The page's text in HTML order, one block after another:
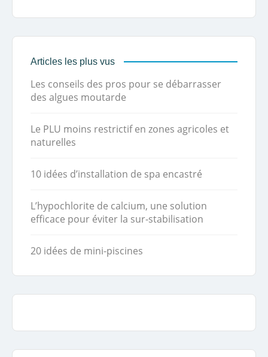
Articles les plus vus
Les conseils des pros pour se débarrasser
des algues moutarde
Le PLU moins restrictif en zones agricoles et
naturelles
10 idées d’installation de spa encastré
L’hypochlorite de calcium, une solution
efficace pour éviter la sur-stabilisation
20 idées de mini-piscines